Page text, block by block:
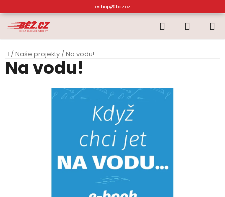
na
obsah
eshop@bez.cz
Hledat
KOŠÍK
Domů
/ Naše projekty / Na vodu!
Na vodu!